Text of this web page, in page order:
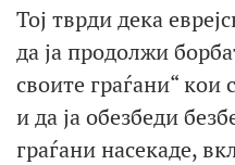
Тој тврди дека
да ја продолжи
своите граѓани“
и да ја обезбеди
граѓани насекаде,